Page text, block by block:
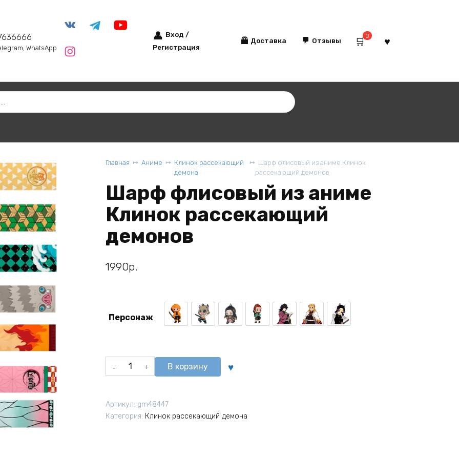
WhatsApp
Вход /
Регистрация
Доставка Отзывы
0
Главная Аниме
Клинок рассекающий
демона
Шарф флисовый из аниме Клинок
рассекающий демонов
Шарф флисовый из аниме
Клинок рассекающий
демонов
1990р.
Персонаж Зеницу Агацума
Иноске Хашибира
Незуко Камадо
Танджиро Камадо
Гию ТомиокаКёджуро Ренгоку
Шинобу Кочо
Количество
товара
флисовый
из
В корзину
Артикул: gm48447
Категория: Клинок рассекающий демона